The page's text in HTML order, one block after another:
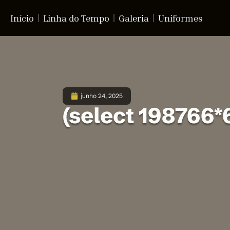
Início Linha do Tempo Galeria Uniformes
junho 24, 2025
(select